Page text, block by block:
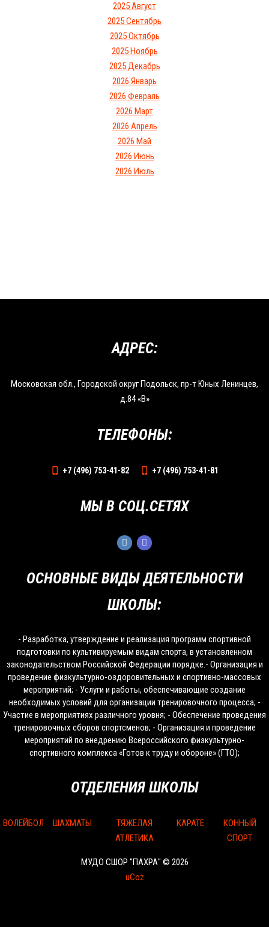
2025 Август
2025 Сентябрь
2025 Октябрь
2025 Ноябрь
2025 Декабрь
2026 Январь
2026 Февраль
2026 Март
2026 Апрель
2026 Май
2026 Июнь
2026 Июль
ОСНОВНЫЕ ВИДЫ ДЕЯТЕЛЬНОСТИ
ШКОЛЫ:
- Разработка, утверждение и реализация программ спортивной
подготовки по культивируемым видам спорта, в установленном
законодательством Российской Федерации порядке.- Организация и
проведение физкультурно-оздоровительных и спортивно-массовых
мероприятий; - Услуги и работы, обеспечивающие создание
необходимых условий для организации тренировочного процесса; -
Участие в мероприятиях различного уровня; - Обеспечение проведения
тренировочных сборов спортсменов; - Организация и проведение
мероприятий по внедрению Всероссийского физкультурно-
спортивного комплекса «Готов к труду и обороне» (ГТО);
ОТДЕЛЕНИЯ ШКОЛЫ
ВОЛЕЙБОЛ ШАХМАТЫ
ТЯЖЕЛАЯ
АТЛЕТИКА
КАРАТЕ
КОННЫЙ
СПОРТ
МУДО СШОР "ПАХРА" © 2026
uCoz
АДРЕС:
Московская обл., Городской округ Подольск, пр-т Юных Ленинцев,
д.84 «В»
ТЕЛЕФОНЫ:
+7 (496) 753-41-82 +7 (496) 753-41-81
МЫ В СОЦ.СЕТЯХ